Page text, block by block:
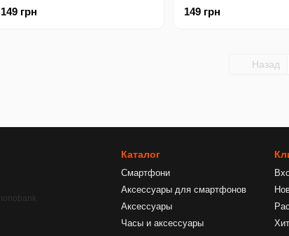
149 грн 149 грн
Назад
Каталог
Смартфони
Аксессуары для смартфонов
Аксессуары
Часы и аксессуары